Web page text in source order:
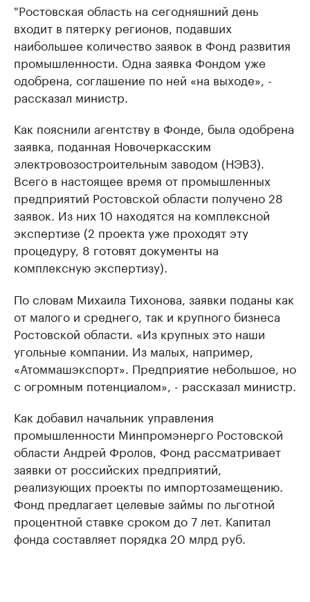
"Ростовская область на сегодняшний день
входит в пятерку регионов, подавших
наибольшее количество заявок в Фонд развития
промышленности. Одна заявка Фондом уже
одобрена, соглашение по ней «на выходе», -
рассказал министр.
Как пояснили агентству в Фонде, была одобрена
заявка, поданная Новочеркасским
электровозостроительным заводом (НЭВЗ).
Всего в настоящее время от промышленных
предприятий Ростовской области получено 28
заявок. Из них 10 находятся на комплексной
экспертизе (2 проекта уже проходят эту
процедуру, 8 готовят документы на
комплексную экспертизу).
По словам Михаила Тихонова, заявки поданы как
от малого и среднего, так и крупного бизнеса
Ростовской области. «Из крупных это наши
угольные компании. Из малых, например,
«Атоммашэкспорт». Предприятие небольшое, но
с огромным потенциалом», - рассказал министр.
Как добавил начальник управления
промышленности Минпромэнерго Ростовской
области Андрей Фролов, Фонд рассматривает
заявки от российских предприятий,
реализующих проекты по импортозамещению.
Фонд предлагает целевые займы по льготной
процентной ставке сроком до 7 лет. Капитал
фонда составляет порядка 20 млрд руб.